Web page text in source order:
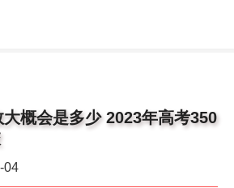
概会是多少 2023年高考350
04